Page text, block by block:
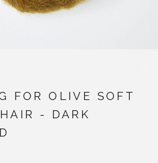
FOR OLIVE SOFT
- DARK